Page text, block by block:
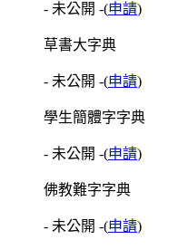
- 未公開 -(申請)
草書大字典
- 未公開 -(申請)
學生簡體字字典
- 未公開 -(申請)
佛教難字字典
- 未公開 -(申請)